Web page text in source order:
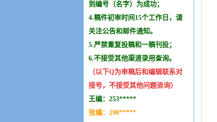
到编号（名字）为成功；
4.稿件初审时间15个工作日，请
关注公告和邮件通知。
5.严禁重复投稿和一稿刊投；
6.不接受其他渠道录用查询。
（以下Q为审稿后和编辑联系对
接号，不接受其他问题咨询）
王编：253*****
张编：290*****